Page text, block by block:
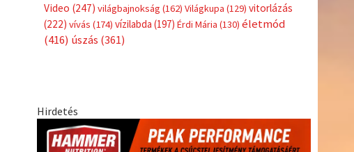
Video (247) világbajnokság (162) Világkupa (129) vitorlázás
(222) vívás (174) vízilabda (197) Érdi Mária (130) életmód
(416) úszás (361)
Hirdetés